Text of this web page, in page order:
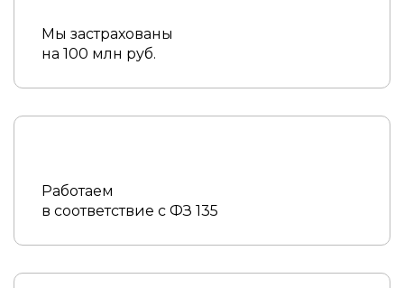
Мы застрахованы
на 100 млн руб.
Работаем
в соответствие с ФЗ 135